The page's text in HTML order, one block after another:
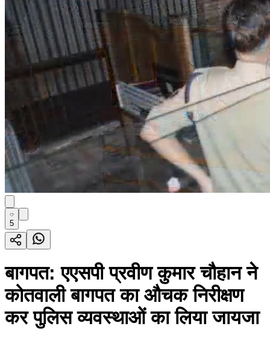
5
बागपत: एएसपी प्रवीण कुमार चौहान ने
कोतवाली बागपत का औचक निरीक्षण
कर पुलिस व्यवस्थाओं का लिया जायजा